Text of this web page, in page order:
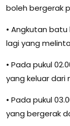
boleh bergerak
• Angkutan
lagi yang
• Pada pukul
yang keluar
• Pada pukul
yang bergerak